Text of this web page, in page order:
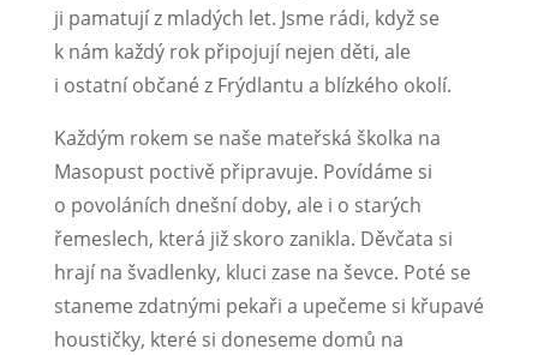
ji pamatují z mladých let. Jsme rádi, když se
k nám každý rok připojují nejen děti, ale
i ostatní občané z Frýdlantu a blízkého okolí.
Každým rokem se naše mateřská školka na
Masopust poctivě připravuje. Povídáme si
o povoláních dnešní doby, ale i o starých
řemeslech, která již skoro zanikla. Děvčata si
hrají na švadlenky, kluci zase na ševce. Poté se
staneme zdatnými pekaři a upečeme si křupavé
houstičky, které si doneseme domů na